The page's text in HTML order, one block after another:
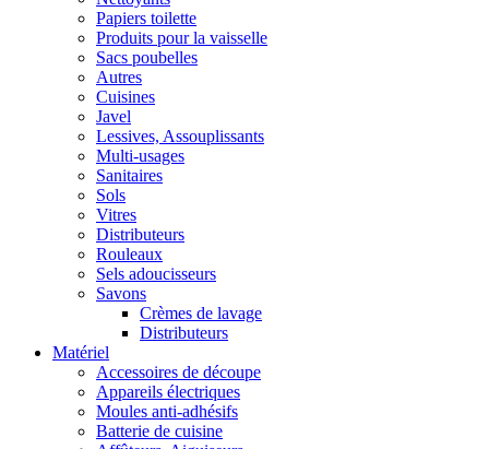
Papiers toilette
Produits pour la vaisselle
Sacs poubelles
Autres
Cuisines
Javel
Lessives, Assouplissants
Multi-usages
Sanitaires
Sols
Vitres
Distributeurs
Rouleaux
Sels adoucisseurs
Savons
Crèmes de lavage
Distributeurs
Matériel
Accessoires de découpe
Appareils électriques
Moules anti-adhésifs
Batterie de cuisine